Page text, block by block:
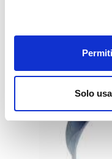
Solo